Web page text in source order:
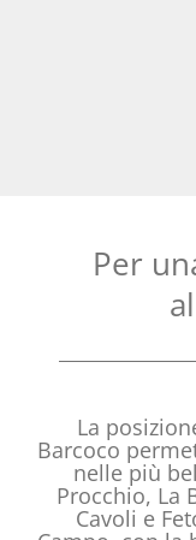
Per
La
Barcoco
nelle più
Procchio, La
Cavoli e